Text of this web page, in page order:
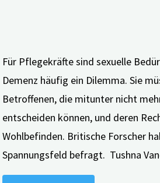
Für Pflegekräfte sind sexuelle
Demenz häufig ein Dilemma. Sie
Betroffenen, die mitunter nicht
entscheiden können, und deren
Wohlbefinden. Britische Forscher
Spannungsfeld befragt. Tushna